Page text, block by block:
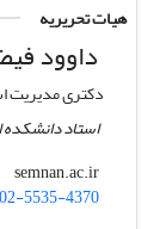
هیات تحریریه
داوود
دکتری مدیریت
استاد
feiz1353
semnan.ac.ir
5535-4370